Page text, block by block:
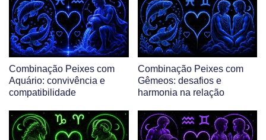
Combinação Peixes com
Aquário: convivência e
compatibilidade
Combinação Peixes com
Gêmeos: desafios e
harmonia na relação